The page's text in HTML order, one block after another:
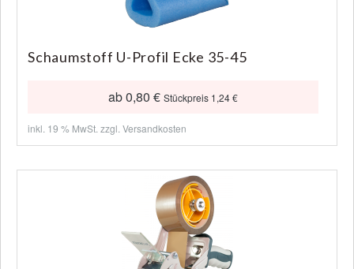
Schaumstoff U-Profil Ecke 35-45
ab 0,80 € Stückpreis 1,24 €
inkl. 19 % MwSt. zzgl. Versandkosten